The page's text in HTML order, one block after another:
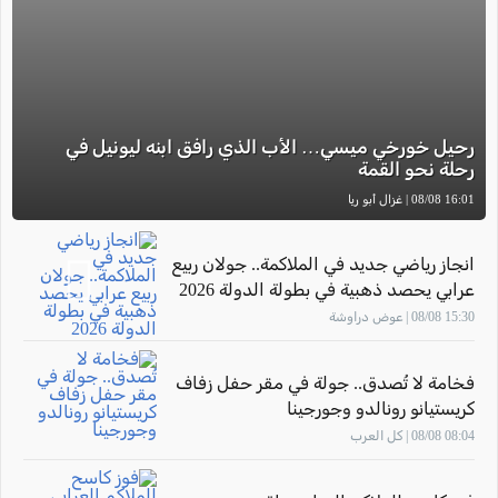
رحيل خورخي ميسي… الأب الذي رافق ابنه ليونيل في
رحلة نحو القمة
16:01 08/08 | غزال أبو ريا
انجاز رياضي جديد في الملاكمة.. جولان ربيع
عرابي يحصد ذهبية في بطولة الدولة 2026
15:30 08/08 | عوض دراوشة
فخامة لا تُصدق.. جولة في مقر حفل زفاف
كريستيانو رونالدو وجورجينا
08:04 08/08 | كل العرب